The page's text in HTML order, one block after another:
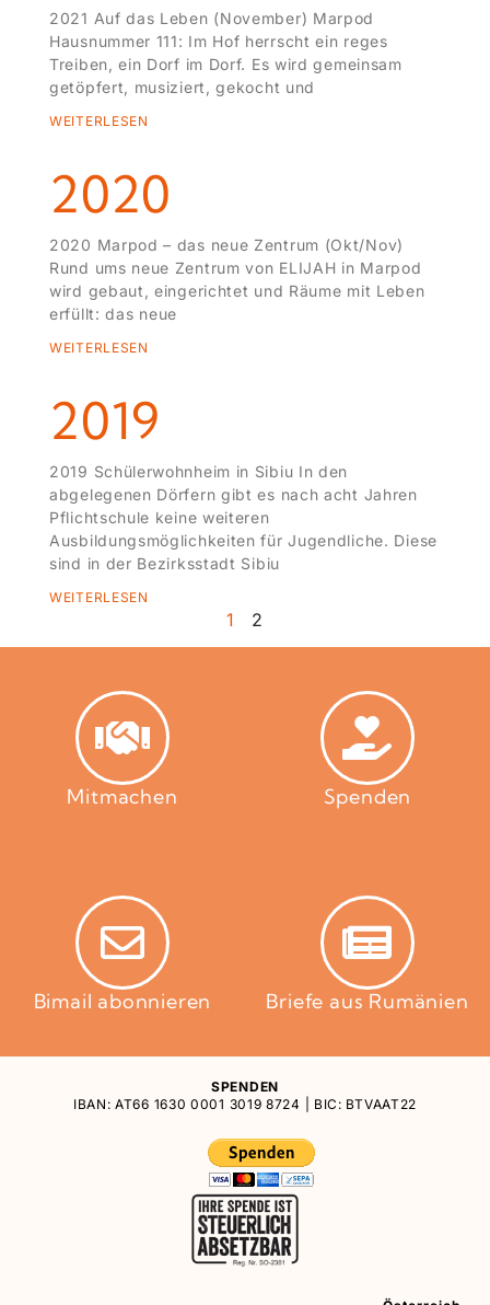
2021 Auf das Leben (November) Marpod
Hausnummer 111: Im Hof herrscht ein reges
Treiben, ein Dorf im Dorf. Es wird gemeinsam
getöpfert, musiziert, gekocht und
WEITERLESEN
2020
2020 Marpod – das neue Zentrum (Okt/Nov)
Rund ums neue Zentrum von ELIJAH in Marpod
wird gebaut, eingerichtet und Räume mit Leben
erfüllt: das neue
WEITERLESEN
2019
2019 Schülerwohnheim in Sibiu In den
abgelegenen Dörfern gibt es nach acht Jahren
Pflichtschule keine weiteren
Ausbildungsmöglichkeiten für Jugendliche. Diese
sind in der Bezirksstadt Sibiu
WEITERLESEN
1 2
Mitmachen Spenden
Bimail abonnieren Briefe aus Rumänien
SPENDEN
IBAN: AT66 1630 0001 3019 8724 | BIC: BTVAAT22